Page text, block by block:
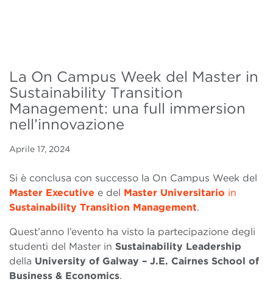
La On Campus Week del Master in
Sustainability Transition
Management: una full immersion
nell’innovazione
Aprile 17, 2024
Si è conclusa con successo la On Campus Week del
Master Executive e del Master Universitario in
Sustainability Transition Management.
Quest’anno l’evento ha visto la partecipazione degli
studenti del Master in Sustainability Leadership
della University of Galway – J.E. Cairnes School of
Business & Economics.